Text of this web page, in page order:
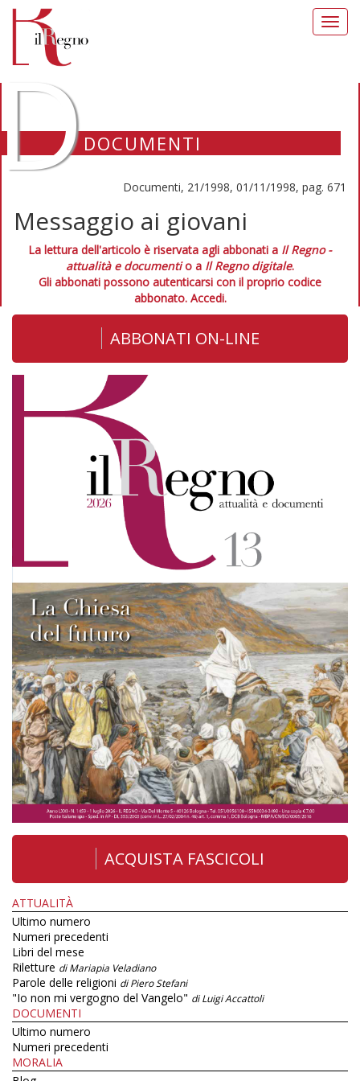
DOCUMENTI
Documenti, 21/1998, 01/11/1998, pag. 671
Messaggio ai giovani
La lettura dell'articolo è riservata agli abbonati a Il Regno -
attualità e documentio a Il Regno digitale.
Gli abbonati possono autenticarsi con il proprio codice
abbonato. Accedi.
ABBONATI ON-LINE
ACQUISTA FASCICOLI
ATTUALITÀ
Ultimo numero
Numeri precedenti
Libri del mese
Riletture di Mariapia Veladiano
Parole delle religioni di Piero Stefani
"Io non mi vergogno del Vangelo" di Luigi Accattoli
DOCUMENTI
Ultimo numero
Numeri precedenti
MORALIA